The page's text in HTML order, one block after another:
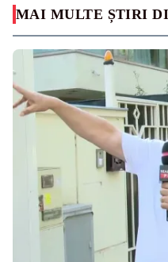
MAI MULTE ȘTIRI